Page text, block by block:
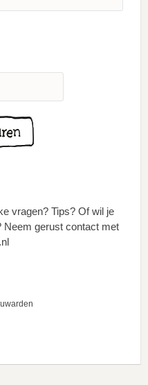
vragen? Tips? Of wil je
Neem gerust contact met